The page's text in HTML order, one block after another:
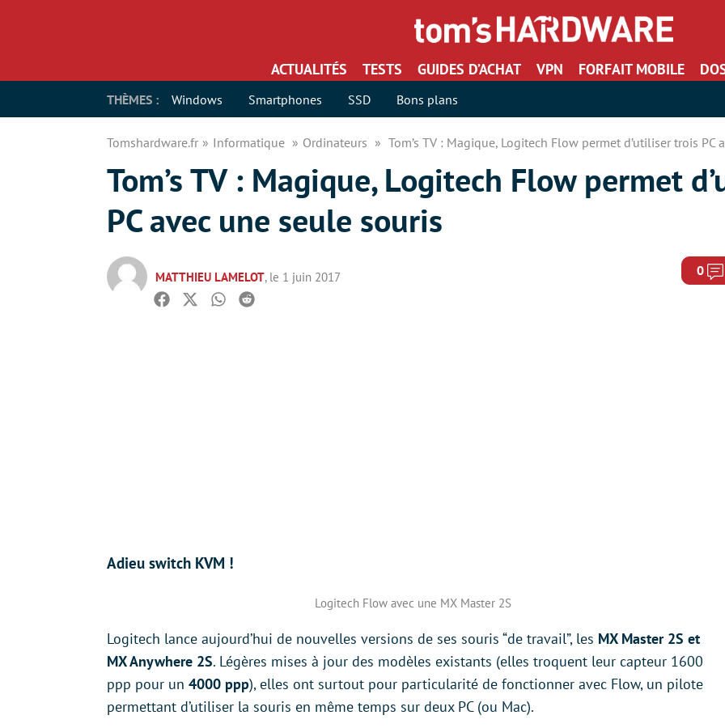
ACTUALITÉS TESTS GUIDES D’ACHAT VPN FORFAIT MOBILE
THÈMES : Windows Smartphones SSD Bons plans
Tomshardware.fr Informatique Ordinateurs Tom’s TV : Magique, Logitech Flow permet d’utiliser trois PC
Tom’s TV : Magique, Logitech Flow permet
PC avec une seule souris
MATTHIEU LAMELOT, le 1 juin 2017 0
Facebook
TwitterWhatsapp
Reddit
Adieu switch KVM !
Logitech Flow avec une MX Master 2S
Logitech lance aujourd’hui de nouvelles versions de ses souris “de travail”, les MX Master 2S et
MX Anywhere 2S. Légères mises à jour des modèles existants (elles troquent leur capteur 1600
ppp pour un 4000 ppp), elles ont surtout pour particularité de fonctionner avec Flow, un pilote
permettant d’utiliser la souris en même temps sur deux PC (ou Mac).